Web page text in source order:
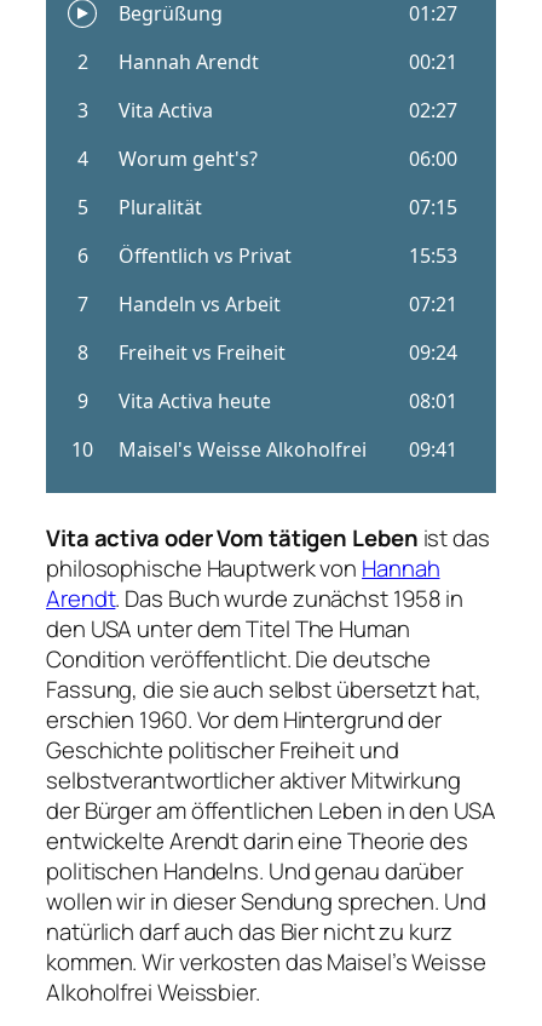
Vita activa oder Vom tätigen Leben ist das
philosophische Hauptwerk von Hannah
Arendt. Das Buch wurde zunächst 1958 in
den USA unter dem TitelThe Human
Conditionveröffentlicht. Die deutsche
Fassung, die sie auch selbst übersetzt hat,
erschien 1960. Vor dem Hintergrund der
Geschichte politischer Freiheit und
selbstverantwortlicher aktiver Mitwirkung
der Bürger am öffentlichen Leben in den USA
entwickelte Arendt darin eine Theorie des
politischen Handelns. Und genau darüber
wollen wir in dieser Sendung sprechen. Und
natürlich darf auch das Bier nicht zu kurz
kommen. Wir verkosten das Maisel’s Weisse
Alkoholfrei Weissbier.